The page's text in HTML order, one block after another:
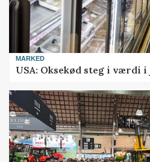
MARKED
USA: Oksekød steg i værdi